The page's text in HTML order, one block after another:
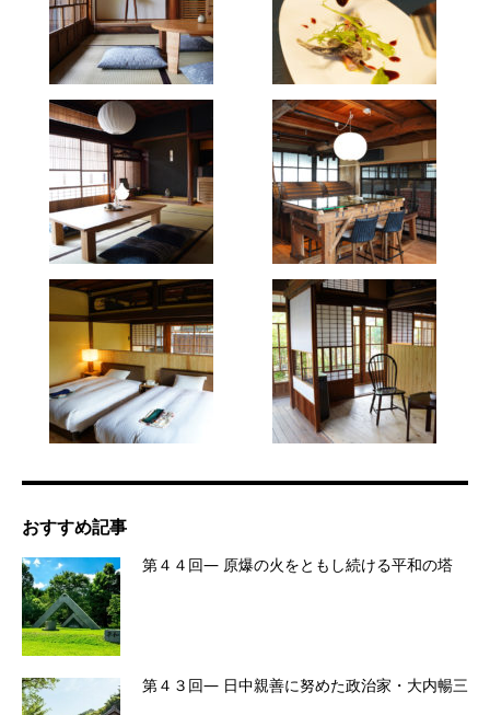
おすすめ記事
第４４回― 原爆の火をともし続ける平和の塔
第４３回― 日中親善に努めた政治家・大内暢三